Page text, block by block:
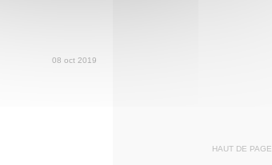
08 oct 2019
HAUT DE PAGE